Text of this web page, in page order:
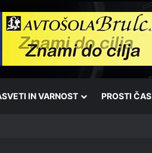
IN VARNOST PROSTI ČAS